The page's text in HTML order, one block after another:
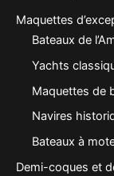
Maquettes
Bateaux de
Yachts
Maquettes de
Navires
Bateaux à
Demi-coques et